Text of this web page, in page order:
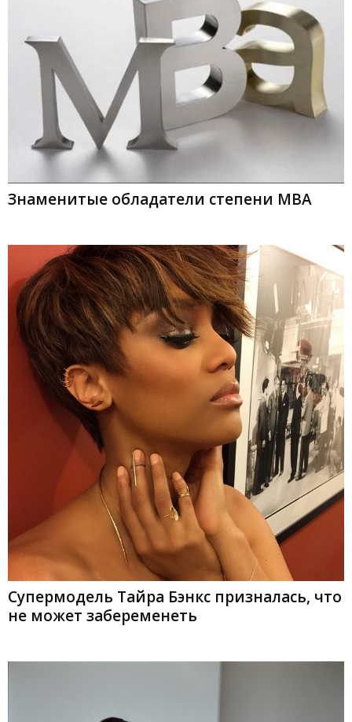
Знаменитые обладатели степени МВА
Супермодель Тайра Бэнкс призналась, что
не может забеременеть